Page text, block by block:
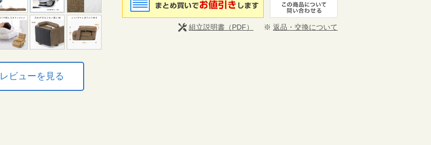
レビューを見る
組立説明書（PDF） ※ 返品・交換について